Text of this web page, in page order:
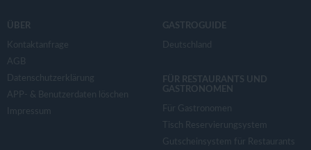
ÜBER
Kontaktanfrage
AGB
Datenschutzerklärung
APP- & Benutzerdaten löschen
Impressum
GASTROGUIDE
Deutschland
FÜR RESTAURANTS UND
GASTRONOMEN
Für Gastronomen
Tisch Reservierungsystem
Gutscheinsystem für Restaurants